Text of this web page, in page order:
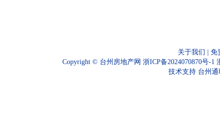
关于我们
免
Copyright © 台州房地产网 浙ICP备2024070870号-1
技术支持 台州